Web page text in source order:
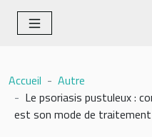
Accueil
Autre
Le psoriasis pustuleux :
est son mode de